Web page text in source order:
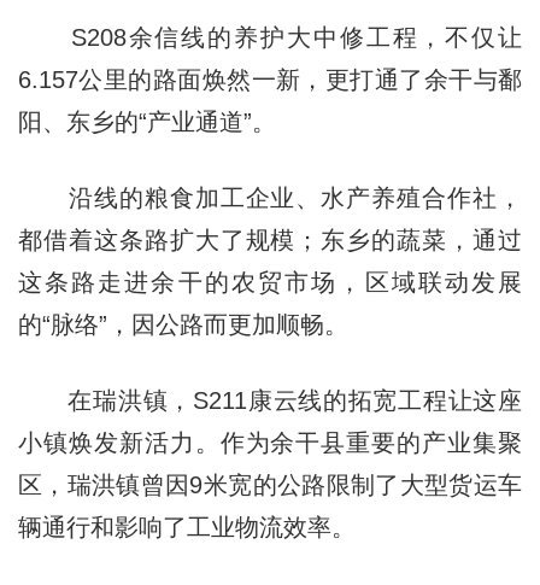
S208余信线的养护大中修工程，不仅让
6.157公里的路面焕然一新，更打通了余干与鄱
阳、东乡的“产业通道”。
沿线的粮食加工企业、水产养殖合作社，
都借着这条路扩大了规模；东乡的蔬菜，通过
这条路走进余干的农贸市场，区域联动发展
的“脉络”，因公路而更加顺畅。
在瑞洪镇，S211康云线的拓宽工程让这座
小镇焕发新活力。作为余干县重要的产业集聚
区，瑞洪镇曾因9米宽的公路限制了大型货运车
辆通行和影响了工业物流效率。